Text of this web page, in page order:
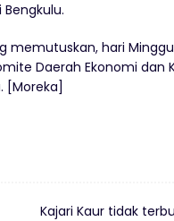
memutuskan, hari
Daerah Ekonomi dan
[Moreka]
Kajari Kaur tidak